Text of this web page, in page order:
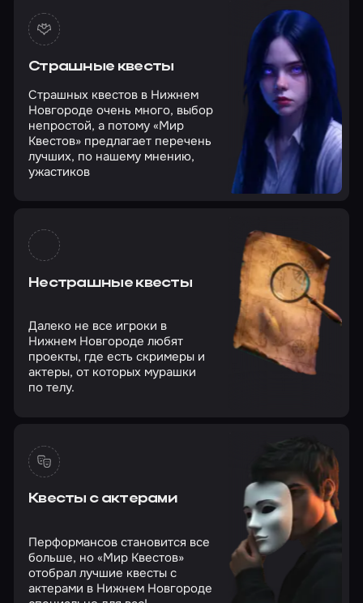
Страшные квесты
Страшных квестов в Нижнем
Новгороде очень много, выбор
непростой, а потому «Мир
Квестов» предлагает перечень
лучших, по нашему мнению,
ужастиков
Нестрашные квесты
Далеко не все игроки в
Нижнем Новгороде любят
проекты, где есть скримеры и
актеры, от которых мурашки
по телу.
Квесты с актерами
Перформансов становится все
больше, но «Мир Квестов»
отобрал лучшие квесты с
актерами в Нижнем Новгороде